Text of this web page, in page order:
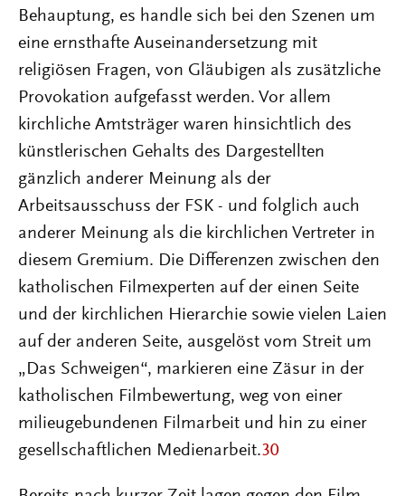
Behauptung, es handle sich bei den Szenen um
eine ernsthafte Auseinandersetzung mit
religiösen Fragen, von Gläubigen als zusätzliche
Provokation aufgefasst werden. Vor allem
kirchliche Amtsträger waren hinsichtlich des
künstlerischen Gehalts des Dargestellten
gänzlich anderer Meinung als der
Arbeitsausschuss der FSK - und folglich auch
anderer Meinung als die kirchlichen Vertreter in
diesem Gremium. Die Differenzen zwischen den
katholischen Filmexperten auf der einen Seite
und der kirchlichen Hierarchie sowie vielen Laien
auf der anderen Seite, ausgelöst vom Streit um
„Das Schweigen“, markieren eine Zäsur in der
katholischen Filmbewertung, weg von einer
milieugebundenen Filmarbeit und hin zu einer
gesellschaftlichen Medienarbeit.30